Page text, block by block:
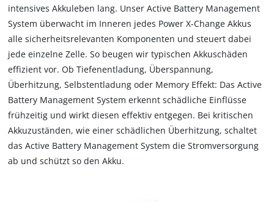
intensives Akkuleben lang. Unser Active Battery Management
System überwacht im Inneren jedes Power X-Change Akkus
alle sicherheitsrelevanten Komponenten und steuert dabei
jede einzelne Zelle. So beugen wir typischen Akkuschäden
effizient vor. Ob Tiefenentladung, Überspannung,
Überhitzung, Selbstentladung oder Memory Effekt: Das Active
Battery Management System erkennt schädliche Einflüsse
frühzeitig und wirkt diesen effektiv entgegen. Bei kritischen
Akkuzuständen, wie einer schädlichen Überhitzung, schaltet
das Active Battery Management System die Stromversorgung
ab und schützt so den Akku.